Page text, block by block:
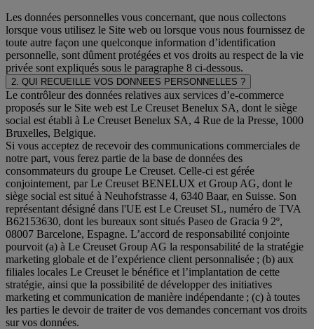
Les données personnelles vous concernant, que nous collectons
lorsque vous utilisez le Site web ou lorsque vous nous fournissez de
toute autre façon une quelconque information d’identification
personnelle, sont dûment protégées et vos droits au respect de la vie
privée sont expliqués sous le paragraphe 8 ci-dessous.
2. QUI RECUEILLE VOS DONNEES PERSONNELLES ?
Le contrôleur des données relatives aux services d’e-commerce
proposés sur le Site web est Le Creuset Benelux SA, dont le siège
social est établi à Le Creuset Benelux SA, 4 Rue de la Presse, 1000
Bruxelles, Belgique.
Si vous acceptez de recevoir des communications commerciales de
notre part, vous ferez partie de la base de données des
consommateurs du groupe Le Creuset. Celle-ci est gérée
conjointement, par Le Creuset BENELUX et Group AG, dont le
siège social est situé à Neuhofstrasse 4, 6340 Baar, en Suisse. Son
représentant désigné dans l'UE est Le Creuset SL, numéro de TVA
B62153630, dont les bureaux sont situés Paseo de Gracia 9 2º,
08007 Barcelone, Espagne. L’accord de responsabilité conjointe
pourvoit (a) à Le Creuset Group AG la responsabilité de la stratégie
marketing globale et de l’expérience client personnalisée ; (b) aux
filiales locales Le Creuset le bénéfice et l’implantation de cette
stratégie, ainsi que la possibilité de développer des initiatives
marketing et communication de manière indépendante ; (c) à toutes
les parties le devoir de traiter de vos demandes concernant vos droits
sur vos données.